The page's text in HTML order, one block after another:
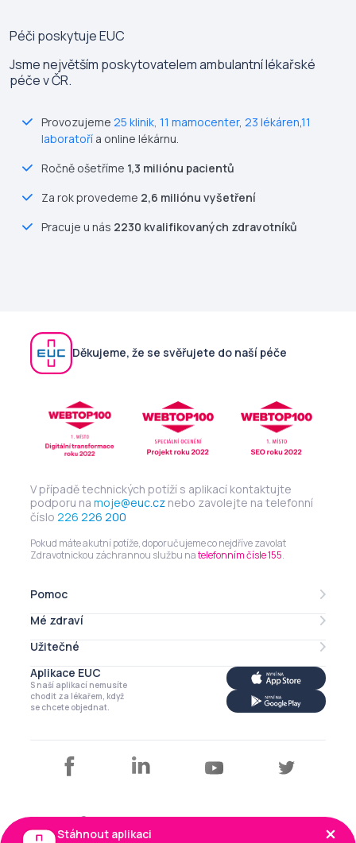
Péči poskytujeEUC
Jsme největším poskytovatelem ambulantní lékařské
péče v ČR.
Provozujeme 25 klinik 11 mamocenter, 23 lékáren11
laboratoří a online lékárnu.
Ročně ošetříme 1,3 miliónu pacientů
Za rok provedeme 2,6 miliónu vyšetření
Pracuje u nás 2230 kvalifikovaných zdravotníků
Děkujeme, že se svěřujete do naší péče
V případě technických potíží s aplikací kontaktujte
podporu na moje@euc.cz nebo zavolejte na telefonní
číslo 226 226 200
Pokud máte akutní potíže, doporučujeme co nejdříve zavolat
Zdravotnickou záchrannou službu natelefonním čísle 155.
Pomoc
Lékarna online
eRecept
Mé zdraví
Mé léky
Zdravotní profil
Má imunita
Užitečné
Můj profil
Kalendář
Články a tipy
Aplikace EUC
S naší aplikací nemusíte
chodit za lékařem, když
se chcete objednat.
Copyright © EUC a.s. 2026
Stáhnout aplikaci